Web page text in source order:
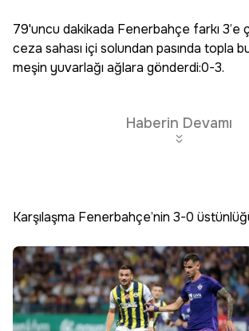
79'uncu dakikada Fenerbahçe farkı 3’e
ceza sahası içi solundan pasında topla
meşin yuvarlağı ağlara gönderdi:0-3.
Haberin Devamı
Karşılaşma Fenerbahçe’nin 3-0